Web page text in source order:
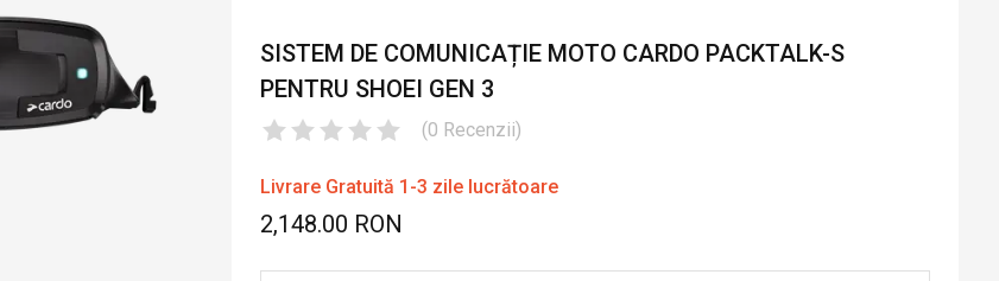
SISTEM DE COMUNICAȚIE MOTO CARDO PACKTALK-S
PENTRU SHOEI GEN 3
(0 Recenzii)
Livrare Gratuită 1-3 zile lucrătoare
2,148.00 RON